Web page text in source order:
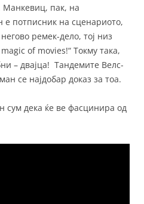
Манкевиц, пак, на
потписник на сценариото,
ремек-дело, тој низ
of movies!“ Токму така,
– двајца! Тандемите Велс-
се најдобар доказ за тоа.
сум дека ќе ве фасцинира од